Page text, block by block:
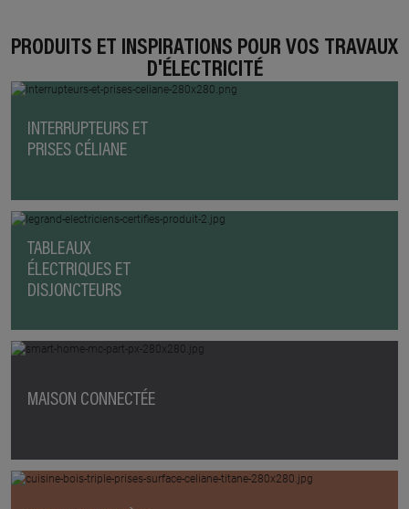
PRODUITS ET INSPIRATIONS POUR VOS TRAVAUX
D'ÉLECTRICITÉ
INTERRUPTEURS ET
PRISES CÉLIANE
TABLEAUX
ÉLECTRIQUES ET
DISJONCTEURS
MAISON CONNECTÉE